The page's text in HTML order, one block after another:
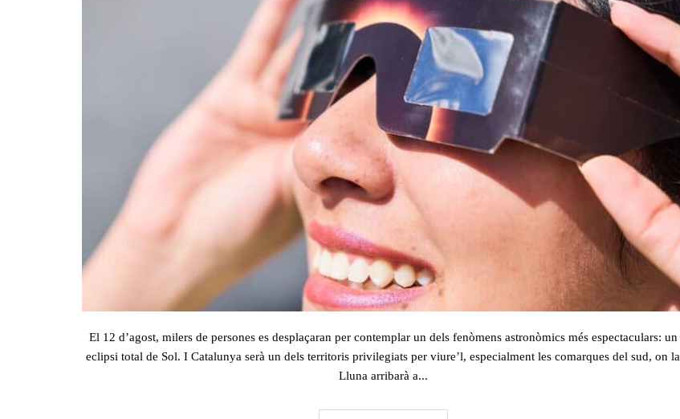
El 12 d’agost, milers de persones es desplaçaran per contemplar un dels fenòmens astronòmics més espectaculars: un
eclipsi total de Sol. I Catalunya serà un dels territoris privilegiats per viure’l, especialment les comarques del sud, on la
Lluna arribarà a...